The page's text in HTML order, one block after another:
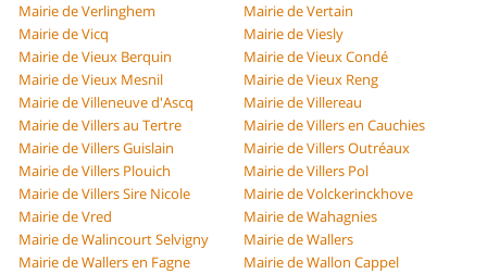
Mairie de Verlinghem
Mairie de Vertain
Mairie de Vicq
Mairie de Viesly
Mairie de Vieux Berquin
Mairie de Vieux Condé
Mairie de Vieux Mesnil
Mairie de Vieux Reng
Mairie de Villeneuve d'Ascq
Mairie de Villereau
Mairie de Villers au Tertre
Mairie de Villers en Cauchies
Mairie de Villers Guislain
Mairie de Villers Outréaux
Mairie de Villers Plouich
Mairie de Villers Pol
Mairie de Villers Sire Nicole
Mairie de Volckerinckhove
Mairie de Vred
Mairie de Wahagnies
Mairie de Walincourt Selvigny
Mairie de Wallers
Mairie de Wallers en Fagne
Mairie de Wallon Cappel